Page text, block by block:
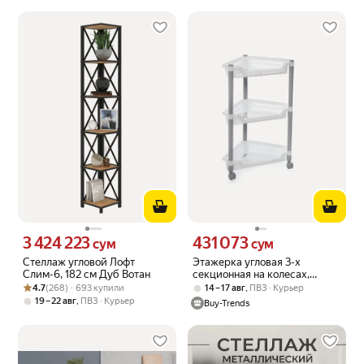
Стеллаж угловой Лофт
Слим-6, 182 см Дуб Вотан
Цена 3424223 сум вместо
3 424 223сум
Рейтинг товара: 4.7 из 5
Оценок: (268) · 693 купили
4.7(268) · 693 купили
19 – 22 авг ПВЗ Курьер
Этажерка угловая 3-х
секционная на колесах,
пластик, цвет белый, 3 полки
Цена 431073 сум вместо
431 073сум
14 – 17 авг ПВЗ
Курьер
Buy-Trends